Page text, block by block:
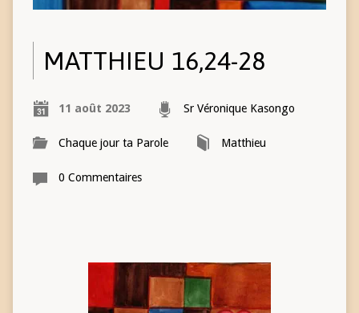
MATTHIEU 16,24-28
11 août 2023 Sr Véronique Kasongo
Chaque jour ta Parole Matthieu
0 Commentaires